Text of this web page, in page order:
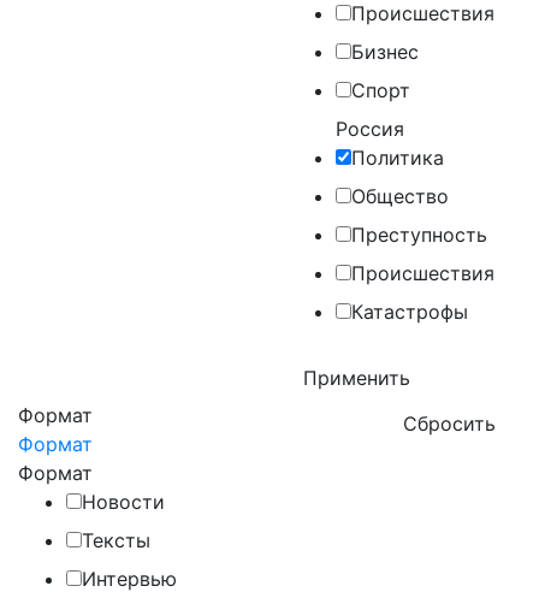
Происшествия
Бизнес
Спорт
Россия
Политика
Общество
Преступность
Происшествия
Катастрофы
Формат
Формат
Формат
Новости
Тексты
Интервью